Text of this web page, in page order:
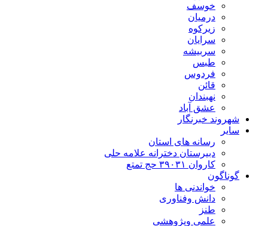
خوسف
درمیان
زیرکوه
سرایان
سربیشه
طبس
فردوس
قائن
نهبندان
عشق آباد
شهروند خبرنگار
سایر
رسانه های استان
دبیرستان دخترانه علامه حلی
کاروان ۳۹۰۳۱ حج تمتع
گوناگون
خواندنی ها
دانش وفناوری
طنز
علمی وپژوهشی